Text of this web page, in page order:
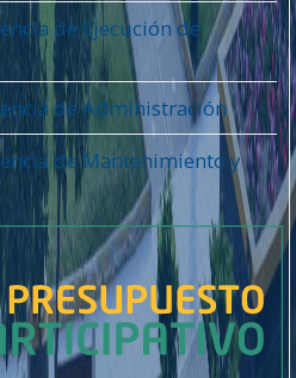
de Ejecución de
de Administración
de Mantenimiento y